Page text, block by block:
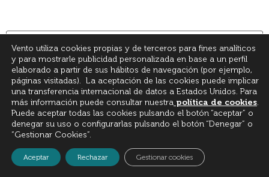
Últimas entradas
ERE y subsidio de desempleo:
Las consecuencias prácticas de
cobrar más de lo que la ley
obliga
Vento utiliza cookies propias y de terceros para fines analíticos
y para mostrarle publicidad personalizada en base a un perfil
elaborado a partir de sus hábitos de navegación (por ejemplo,
páginas visitadas). La aceptación de las cookies puede implicar
una transferencia internacional de datos a Estados Unidos. Para
más información puede consultar nuestra política de cookies.
Puede aceptar todas las cookies pulsando el botón “aceptar” o
denegar su uso o configurarlas pulsando el botón “Denegar” o
“Gestionar Cookies”.
Aceptar Rechazar Gestionar cookies